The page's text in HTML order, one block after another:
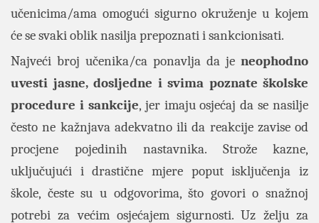
učenicima/ama omogući sigurno okruženje u kojem
će se svaki oblik nasilja prepoznati i sankcionisati.
Najveći broj učenika/ca ponavlja da je neophodno
uvesti jasne, dosljedne i svima poznate školske
procedure i sankcije, jer imaju osjećaj da se nasilje
često ne kažnjava adekvatno ili da reakcije zavise od
procjene pojedinih nastavnika. Strože kazne,
uključujući i drastične mjere poput isključenja iz
škole, česte su u odgovorima, što govori o snažnoj
potrebi za većim osjećajem sigurnosti. Uz želju za